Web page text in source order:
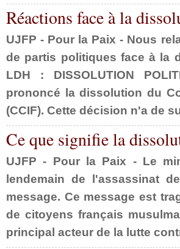
Réactions face à la
UJFP - Pour la Paix - Nous
de partis politiques face à la
LDH : DISSOLUTION
prononcé la dissolution du
(CCIF). Cette décision n'a de
Ce que signifie la
UJFP - Pour la Paix - Le
lendemain de l'assassinat
message. Ce message est
de citoyens français
principal acteur de la lutte